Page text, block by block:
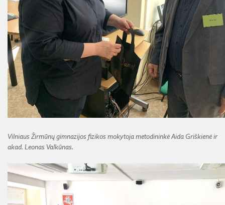
Vilniaus Žirmūnų gimnazijos fizikos mokytoja metodininkė Aida Griškienė ir
akad. Leonas Valkūnas.